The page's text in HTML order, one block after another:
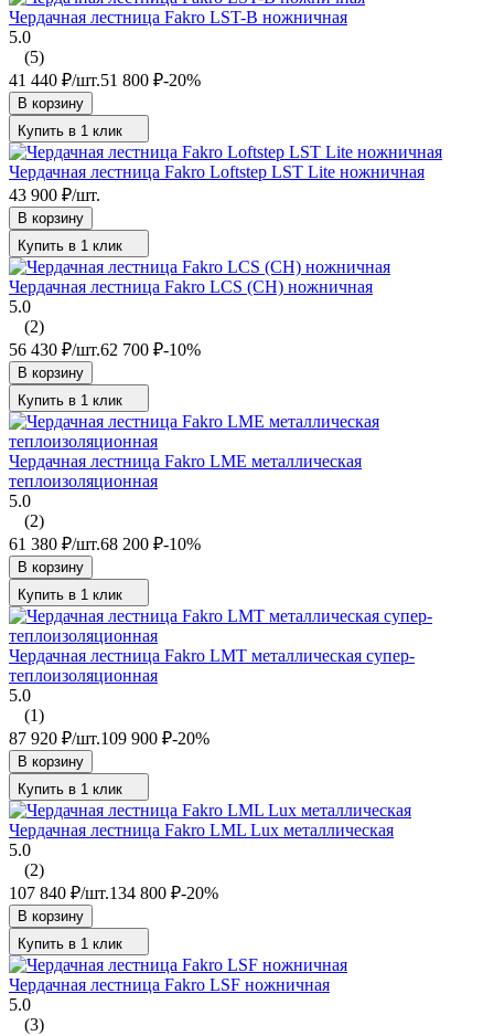
Чердачная лестница Fakro LST-B ножничная
5.0
(5)
41 440 ₽/шт.51 800 ₽-20%
В корзину
Купить в 1 клик
Чердачная лестница Fakro Loftstep LST Lite ножничная
43 900 ₽/шт.
В корзину
Купить в 1 клик
Чердачная лестница Fakro LCS (CH) ножничная
5.0
(2)
56 430 ₽/шт.62 700 ₽-10%
В корзину
Купить в 1 клик
Чердачная лестница Fakro LME металлическая
теплоизоляционная
5.0
(2)
61 380 ₽/шт.68 200 ₽-10%
В корзину
Купить в 1 клик
Чердачная лестница Fakro LMT металлическая супер-
теплоизоляционная
5.0
(1)
87 920 ₽/шт.109 900 ₽-20%
В корзину
Купить в 1 клик
Чердачная лестница Fakro LML Lux металлическая
5.0
(2)
107 840 ₽/шт.134 800 ₽-20%
В корзину
Купить в 1 клик
Чердачная лестница Fakro LSF ножничная
5.0
(3)